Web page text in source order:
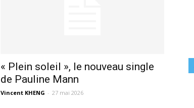
« Plein soleil », le nouveau single
de Pauline Mann
Vincent KHENG - 27 mai 2026